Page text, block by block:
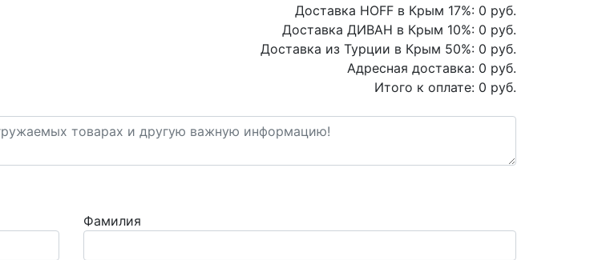
Доставка HOFF в Крым 17%: 0 руб.
Доставка ДИВАН в Крым 10%: 0 руб.
Доставка из Турции в Крым 50%: 0 руб.
Адресная доставка: 0 руб.
Итого к оплате: 0 руб.
Фамилия